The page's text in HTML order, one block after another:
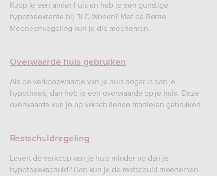
Koop je een ander huis en heb je een gunstige
hypotheekrente bij BLG Wonen? Met de Rente
Meeneemregeling kun je die meenemen.
Overwaarde huis gebruiken
Als de verkoopwaarde van je huis hoger is dan je
hypotheek, dan heb je een overwaarde op je huis. Deze
overwaarde kun je op verschillende manieren gebruiken.
Restschuldregeling
Levert de verkoop van je huis minder op dan je
hypotheekschuld? Dan kun je de restschuld meenemen